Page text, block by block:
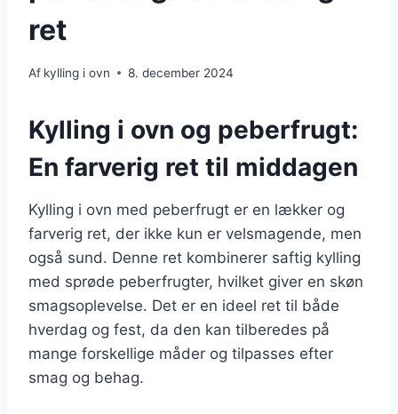
ret
Af kylling i ovn 8. december 2024
Kylling i ovn og peberfrugt:
En farverig ret til middagen
Kylling i ovn med peberfrugt er en lækker og
farverig ret, der ikke kun er velsmagende, men
også sund. Denne ret kombinerer saftig kylling
med sprøde peberfrugter, hvilket giver en skøn
smagsoplevelse. Det er en ideel ret til både
hverdag og fest, da den kan tilberedes på
mange forskellige måder og tilpasses efter
smag og behag.